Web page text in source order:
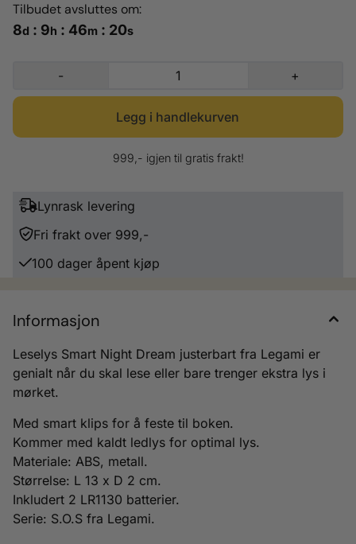
Tilbudet avsluttes om:
8d : 9h : 46m : 19s
- +
999,- igjen til gratis frakt!
Lynrask levering
Fri frakt over 999,-
100 dager åpent kjøp
Informasjon
Leselys Smart Night Dream justerbart fra Legami er
genialt når du skal lese eller bare trenger ekstra lys i
mørket.
Med smart klips for å feste til boken.
Kommer med kaldt ledlys for optimal lys.
Materiale: ABS, metall.
Størrelse: L 13 x D 2 cm.
Inkludert 2 LR1130 batterier.
Serie: S.O.S fra Legami.